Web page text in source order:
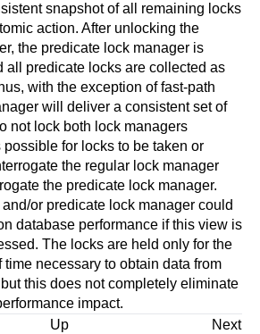
snapshot of all remaining locks
action. After unlocking the
the predicate lock manager is
all predicate locks are collected as
with the exception of fast-path
will deliver a consistent set of
not lock both lock managers
for locks to be taken or
the regular lock manager
the predicate lock manager.
or predicate lock manager could
database performance if this view is
The locks are held only for the
time necessary to obtain data from
this does not completely eliminate
impact.
Up
Next